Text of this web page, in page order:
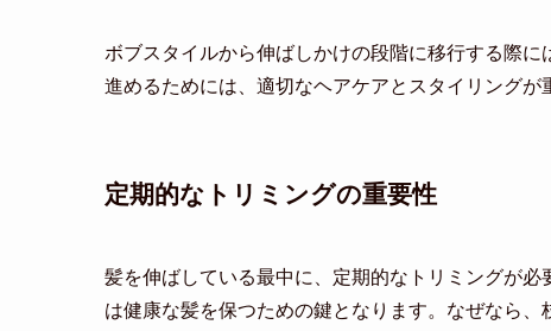
ボブスタイルから伸ばしかけの段階に移行する際
進めるためには、適切なヘアケアとスタイリングが
定期的なトリミングの重要性
髪を伸ばしている最中に、定期的なトリミングが
は健康な髪を保つための鍵となります。なぜなら